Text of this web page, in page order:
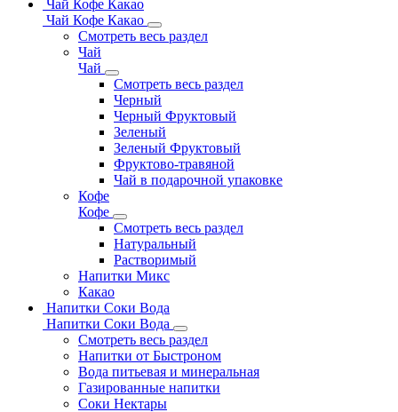
Чай Кофе Какао
Чай Кофе Какао
Смотреть весь раздел
Чай
Чай
Смотреть весь раздел
Черный
Черный Фруктовый
Зеленый
Зеленый Фруктовый
Фруктово-травяной
Чай в подарочной упаковке
Кофе
Кофе
Смотреть весь раздел
Натуральный
Растворимый
Напитки Микс
Какао
Напитки Соки Вода
Напитки Соки Вода
Смотреть весь раздел
Напитки от Быстроном
Вода питьевая и минеральная
Газированные напитки
Соки Нектары